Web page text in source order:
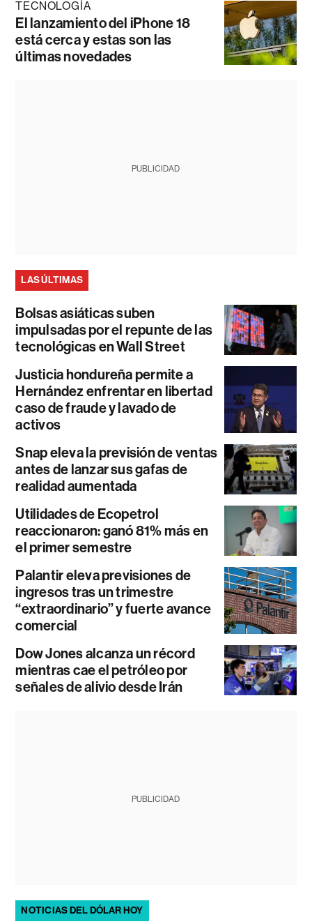
TECNOLOGÍA
El lanzamiento del iPhone 18
está cerca y estas son las
últimas novedades
PUBLICIDAD
LAS ÚLTIMAS
Bolsas asiáticas suben
impulsadas por el repunte de las
tecnológicas en Wall Street
Justicia hondureña permite a
Hernández enfrentar en libertad
caso de fraude y lavado de
activos
Snap eleva la previsión de ventas
antes de lanzar sus gafas de
realidad aumentada
Utilidades de Ecopetrol
reaccionaron: ganó 81% más en
el primer semestre
Palantir eleva previsiones de
ingresos tras un trimestre
“extraordinario” y fuerte avance
comercial
Dow Jones alcanza un récord
mientras cae el petróleo por
señales de alivio desde Irán
PUBLICIDAD
NOTICIAS DEL DÓLAR HOY